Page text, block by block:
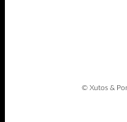
© Xutos &